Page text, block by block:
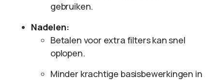
gebruiken.
Nadelen:
Betalen voor extra filters kan snel
oplopen.
Minder krachtige basisbewerkingen in